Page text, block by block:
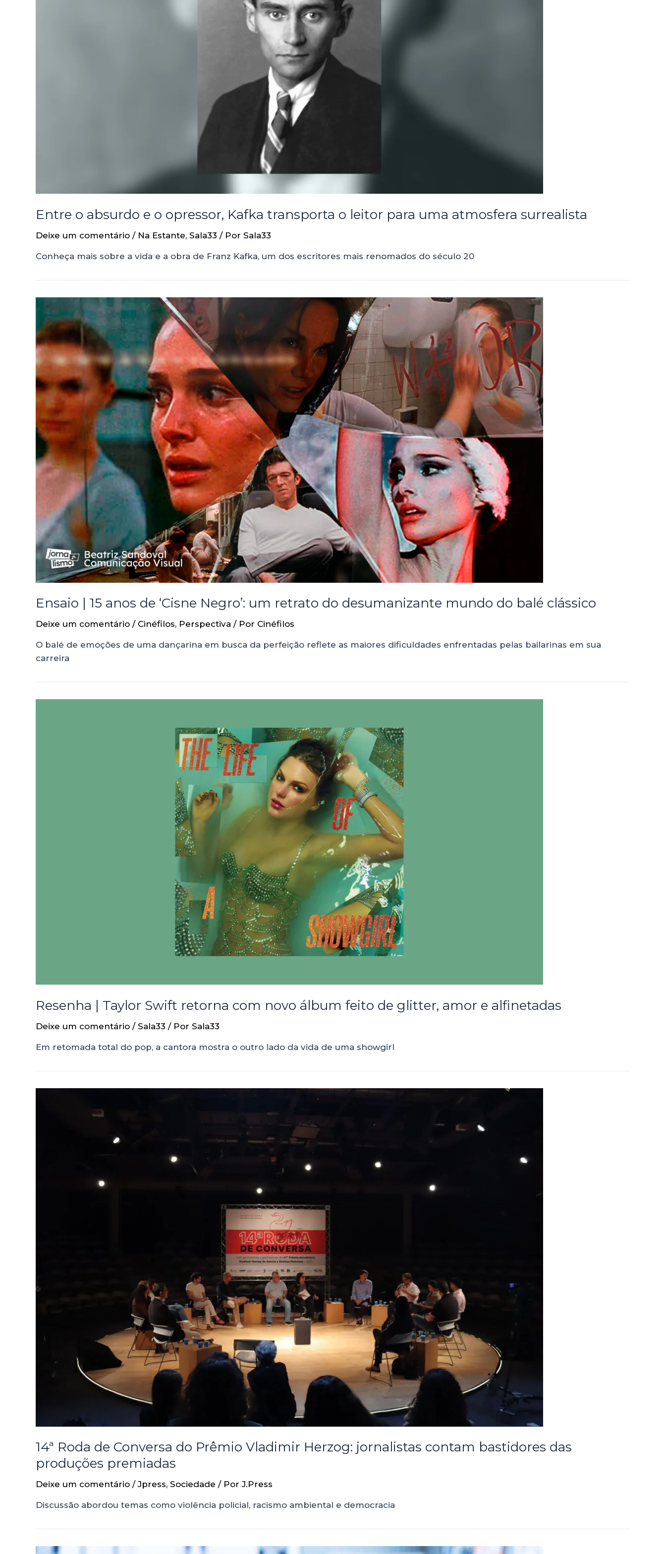
Entre o absurdo e o opressor, Kafka transporta o leitor para uma atmosfera surrealista
Deixe um comentário / Na Estante, Sala33 / Por Sala33
Conheça mais sobre a vida e a obra de Franz Kafka, um dos escritores mais renomados do século 20
Ensaio | 15 anos de ‘Cisne Negro’: um retrato do desumanizante mundo do balé clássico
Deixe um comentário / Cinéfilos, Perspectiva / Por Cinéfilos
O balé de emoções de uma dançarina em busca da perfeição reflete as maiores dificuldades enfrentadas pelas bailarinas em sua
carreira
Resenha | Taylor Swift retorna com novo álbum feito de glitter, amor e alfinetadas
Deixe um comentário / Sala33 / Por Sala33
Em retomada total do pop, a cantora mostra o outro lado da vida de uma showgirl
14ª Roda de Conversa do Prêmio Vladimir Herzog: jornalistas contam bastidores das
produções premiadas
Deixe um comentário /Jpress, Sociedade / PorJ.Press
Discussão abordou temas como violência policial, racismo ambiental e democracia